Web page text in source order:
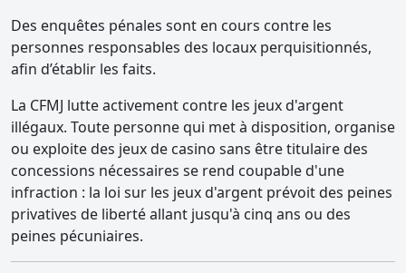
Des enquêtes pénales sont en cours contre les
personnes responsables des locaux perquisitionnés,
afin d’établir les faits.
La CFMJ lutte activement contre les jeux d'argent
illégaux. Toute personne qui met à disposition, organise
ou exploite des jeux de casino sans être titulaire des
concessions nécessaires se rend coupable d'une
infraction : la loi sur les jeux d'argent prévoit des peines
privatives de liberté allant jusqu'à cinq ans ou des
peines pécuniaires.